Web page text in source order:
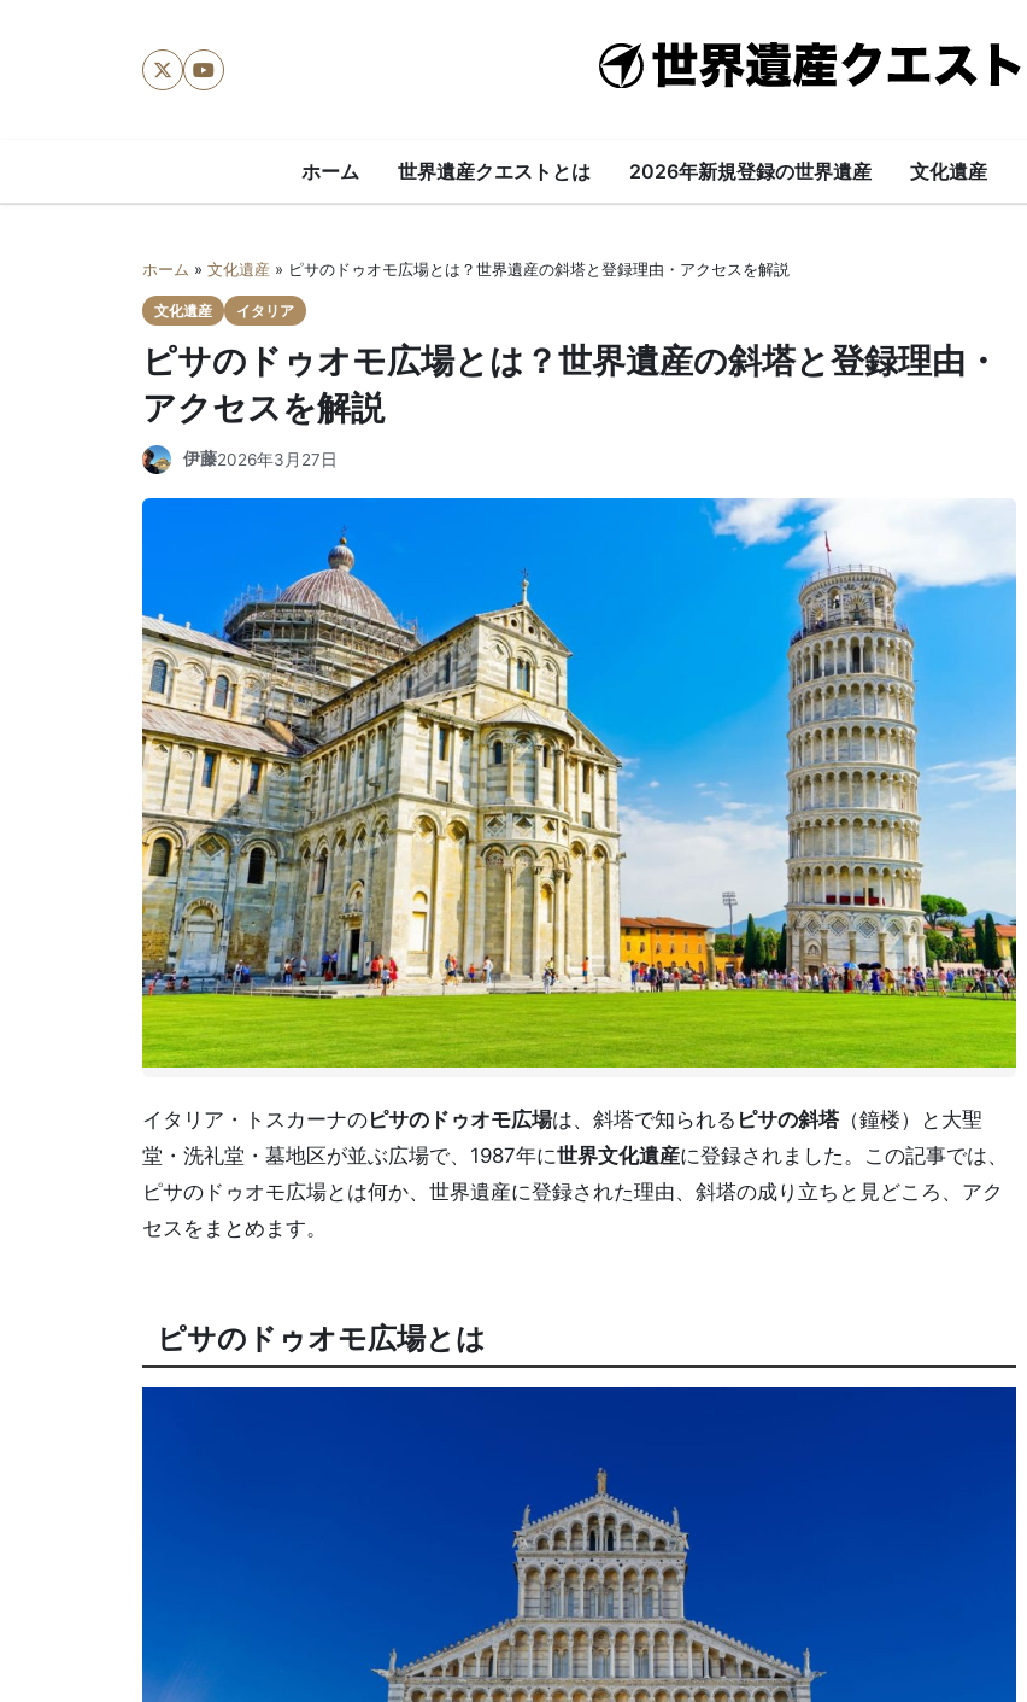
X YouTube
世
遺
エ
ホーム 世界遺産クエストとは 2026年新規登録の世界遺産 文化遺産
ホーム » 文化遺産 » ピサのドゥオモ広場とは？世界遺産の斜塔と登録理由・アクセスを解説
文化遺産 イタリア
ピサのドゥオモ広場とは？世界遺産の斜塔と登録理由・
アクセスを解説
伊藤2026年3月27日
イタリア・トスカーナのピサのドゥオモ広場は、斜塔で知られる ピサの斜塔 （鐘楼）と大聖
堂・洗礼堂・墓地区が並ぶ広場で、1987年に世界文化遺産に登録されました。この記事では、
ピサのドゥオモ広場とは何か、世界遺産に登録された理由、斜塔の成り立ちと見どころ、アク
セスをまとめます。
ピサのドゥオモ広場とは